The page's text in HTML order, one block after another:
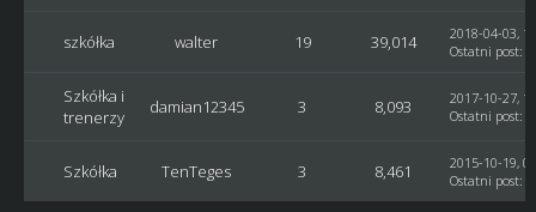
szkółka walter 19 39,014
2018-04-03,
Ostatni post:
Szkółka i
trenerzy
damian12345 3 8,093
2017-10-27,
Ostatni post:
Szkółka TenTeges 3 8,461
2015-10-19,
Ostatni post: